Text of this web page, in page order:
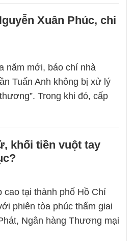
Xuân Phúc, chi
năm mới, báo chí nhà
Tuấn Anh không bị xử lý
Trong khi đó, cấp
khối tiền vuột tay
cao tại thành phố Hồ Chí
phiên tòa phúc thẩm giai
Ngân hàng Thương mại